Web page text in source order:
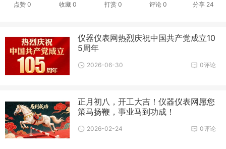
点赞0 收藏 0 打赏 0 评论0 分享 24
仪器仪表网热烈庆祝中国共产党成立10
5周年
0评论
2026-06-30
正月初八，开工大吉！仪器仪表网愿您
策马扬鞭，事业马到功成！
0评论
2026-02-24